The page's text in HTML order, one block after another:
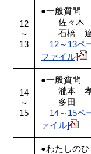
12
～
13
●一般質問
佐々木
石橋 達
12～13ペ
ファイル]
14
～
15
●一般質問
瀧本 孝
多田
14～15ペ
ァイル]
●わたしのひ